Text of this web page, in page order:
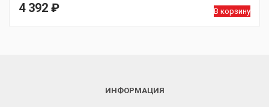
4 392 ₽ В корзину
ИНФОРМАЦИЯ